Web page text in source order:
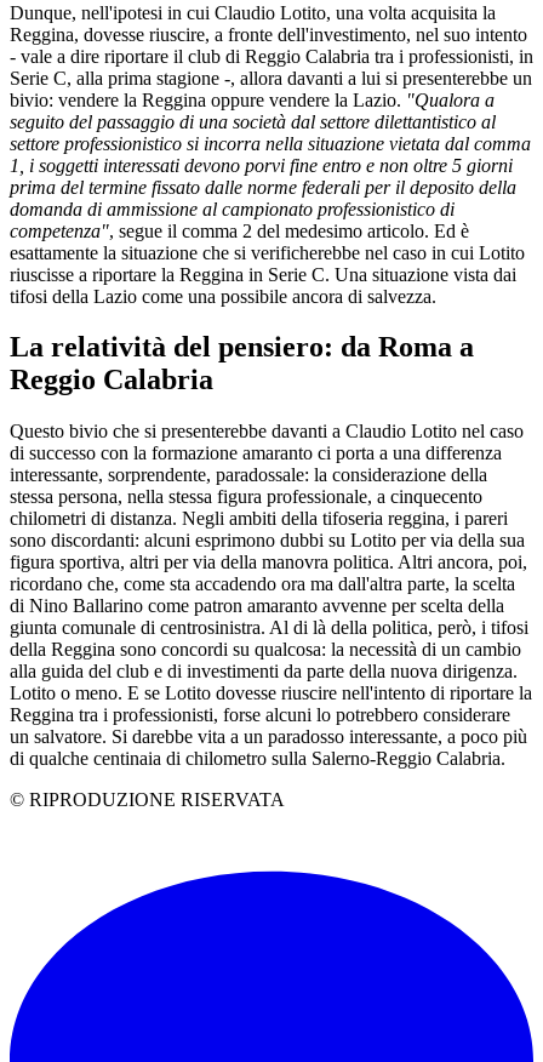
Dunque, nell'ipotesi in cui Claudio Lotito, una volta acquisita la
Reggina, dovesse riuscire, a fronte dell'investimento, nel suo intento
- vale a dire riportare il club di Reggio Calabria tra i professionisti, in
Serie C, alla prima stagione -, allora davanti a lui si presenterebbe un
bivio: vendere la Reggina oppure vendere la Lazio. "Qualora a
seguito del passaggio di una società dal settore dilettantistico al
settore professionistico si incorra nella situazione vietata dal comma
1, i soggetti interessati devono porvi fine entro e non oltre 5 giorni
prima del termine fissato dalle norme federali per il deposito della
domanda di ammissione al campionato professionistico di
competenza", segue il comma 2 del medesimo articolo. Ed è
esattamente la situazione che si verificherebbe nel caso in cui Lotito
riuscisse a riportare la Reggina in Serie C. Una situazione vista dai
tifosi della Lazio come una possibile ancora di salvezza.
La relatività del pensiero: da Roma a
Reggio Calabria
Questo bivio che si presenterebbe davanti a Claudio Lotito nel caso
di successo con la formazione amaranto ci porta a una differenza
interessante, sorprendente, paradossale: la considerazione della
stessa persona, nella stessa figura professionale, a cinquecento
chilometri di distanza. Negli ambiti della tifoseria reggina, i pareri
sono discordanti: alcuni esprimono dubbi su Lotito per via della sua
figura sportiva, altri per via della manovra politica. Altri ancora, poi,
ricordano che, come sta accadendo ora ma dall'altra parte, la scelta
di Nino Ballarino come patron amaranto avvenne per scelta della
giunta comunale di centrosinistra. Al di là della politica, però, i tifosi
della Reggina sono concordi su qualcosa: la necessità di un cambio
alla guida del club e di investimenti da parte della nuova dirigenza.
Lotito o meno. E se Lotito dovesse riuscire nell'intento di riportare la
Reggina tra i professionisti, forse alcuni lo potrebbero considerare
un salvatore. Si darebbe vita a un paradosso interessante, a poco più
di qualche centinaia di chilometro sulla Salerno-Reggio Calabria.
© RIPRODUZIONE RISERVATA